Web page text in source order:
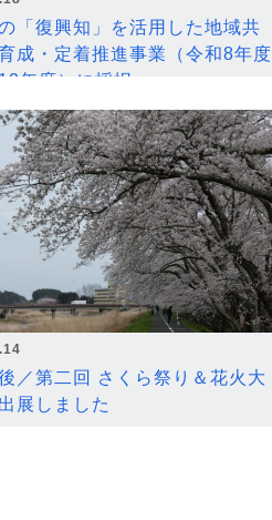
「復興知」を活用した地域共
成・定着推進事業（令和8年度
年度）に採択
／第二回 さくら祭り＆花火大
展しました